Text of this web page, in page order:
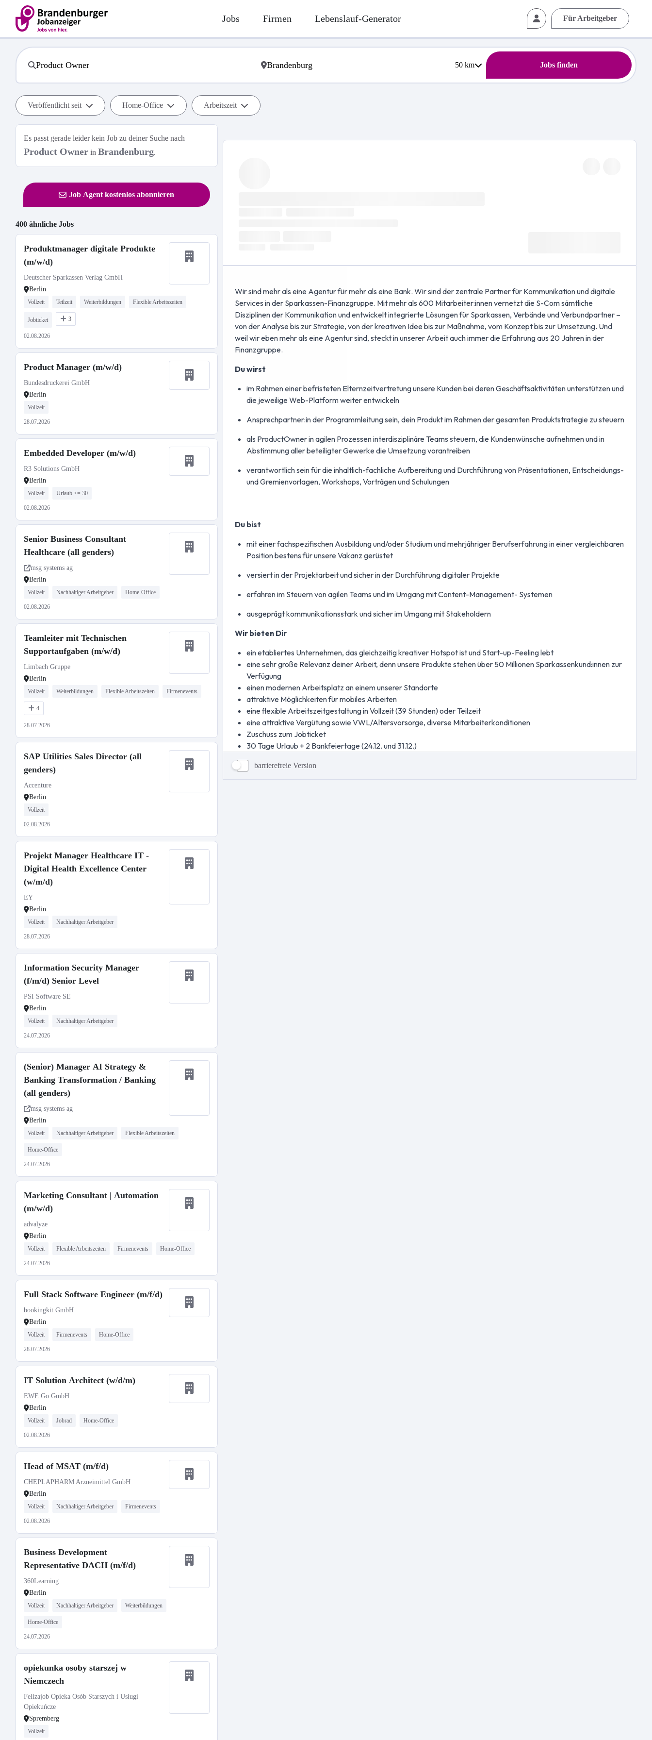
Jobs Firmen Lebenslauf-Generator Für Arbeitgeber
50km Jobs finden
Veröffentlicht seit Home-Office Arbeitszeit
Es passt gerade leider kein Job zu deiner Suche nach
Product Owner in Brandenburg.
Job Agent kostenlos abonnieren
400 ähnliche Jobs
Produktmanager digitale Produkte
(m/w/d)
Deutscher Sparkassen Verlag GmbH
Berlin
Vollzeit Teilzeit Weiterbildungen Flexible Arbeitszeiten
Jobticket 3
02.08.2026
Product Manager (m/w/d)
Bundesdruckerei GmbH
Berlin
Vollzeit
28.07.2026
Embedded Developer (m/w/d)
R3 Solutions GmbH
Berlin
Vollzeit Urlaub >= 30
02.08.2026
Senior Business Consultant
Healthcare (all genders)
msg systems ag
Berlin
Vollzeit Nachhaltiger Arbeitgeber Home-Office
02.08.2026
Teamleiter mit Technischen
Supportaufgaben (m/w/d)
Limbach Gruppe
Berlin
Vollzeit Weiterbildungen Flexible Arbeitszeiten Firmenevents
4
28.07.2026
SAP Utilities Sales Director (all
genders)
Accenture
Berlin
Vollzeit
02.08.2026
Projekt Manager Healthcare IT -
Digital Health Excellence Center
(w/m/d)
EY
Berlin
Vollzeit Nachhaltiger Arbeitgeber
28.07.2026
Information Security Manager
(f/m/d) Senior Level
PSI Software SE
Berlin
Vollzeit Nachhaltiger Arbeitgeber
24.07.2026
(Senior) Manager AI Strategy &
Banking Transformation / Banking
(all genders)
msg systems ag
Berlin
Vollzeit Nachhaltiger Arbeitgeber Flexible Arbeitszeiten
Home-Office
24.07.2026
Marketing Consultant | Automation
(m/w/d)
advalyze
Berlin
Vollzeit Flexible Arbeitszeiten Firmenevents Home-Office
24.07.2026
Full Stack Software Engineer (m/f/d)
bookingkit GmbH
Berlin
Vollzeit Firmenevents Home-Office
28.07.2026
IT Solution Architect (w/d/m)
EWE Go GmbH
Berlin
Vollzeit Jobrad Home-Office
02.08.2026
Head of MSAT (m/f/d)
CHEPLAPHARM Arzneimittel GmbH
Berlin
Vollzeit Nachhaltiger Arbeitgeber Firmenevents
02.08.2026
Business Development
Representative DACH (m/f/d)
360Learning
Berlin
Vollzeit Nachhaltiger Arbeitgeber Weiterbildungen
Home-Office
24.07.2026
opiekunka osoby starszej w
Niemczech
Felizajob Opieka Osób Starszych i Usługi
Opiekuńcze
Spremberg
Vollzeit
barrierefreie Version